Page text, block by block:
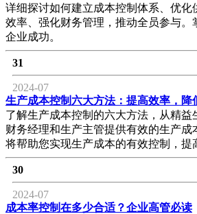
详细探讨如何建立成本控制体系、优化
效率、强化财务管理，推动全员参与。
企业成功。
31
2024-07
生产成本控制六大方法：提高效率，降
了解生产成本控制的六大方法，从精益
财务经理和生产主管提供有效的生产成
将帮助您实现生产成本的有效控制，提
30
2024-07
成本率控制在多少合适？企业高管必读